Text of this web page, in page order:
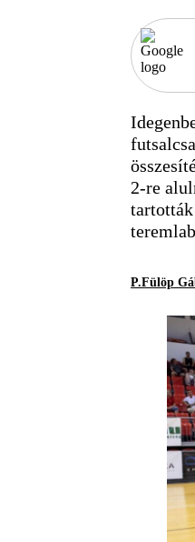
2-re
P.Fülöp